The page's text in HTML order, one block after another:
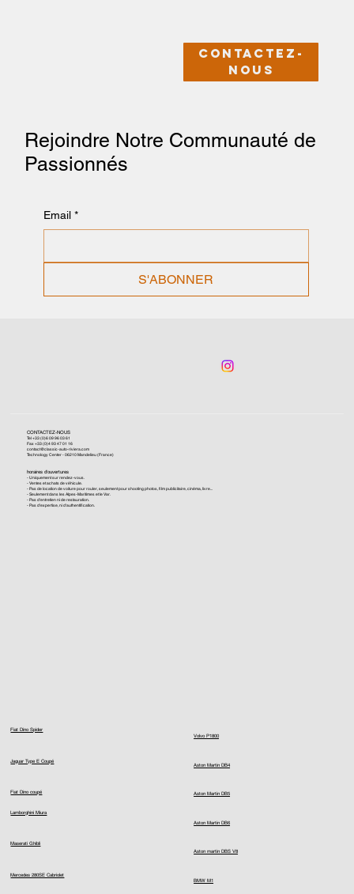
Contactez-
nous
Rejoindre Notre Communauté de
Passionnés
Email *
S'ABONNER
Volvo P1800
Aston Martin DB4
Aston Martin DB5
Aston Martin DB6
Aston martin DBS V8
BMW M1
Fiat Dino Spider
Jaguar Type E Coupé
Lamborghini Miura
Maserati Ghibli
Mercedes 280SE Cabriolet
Fiat Dino coupé
CONTACTEZ-NOUS
Tel +33 (0)6 09 96 03 61
Fax +33 (0)4 93 47 01 16
contact@classic-auto-riviera.com
Technology Center - 06210 Mandelieu (France)
horaires d'ouvertures
- Uniquement sur rendez-vous.
- Ventes et achats de véhicule.
- Pas de location de voiture pour rouler, seulement pour shooting photos, film publicitaire, cinéma, livre...
- Seulement dans les Alpes-Maritimes et le Var.
- Pas d'entretien ni de restauration.
- Pas d'expertise, ni d'authentification.